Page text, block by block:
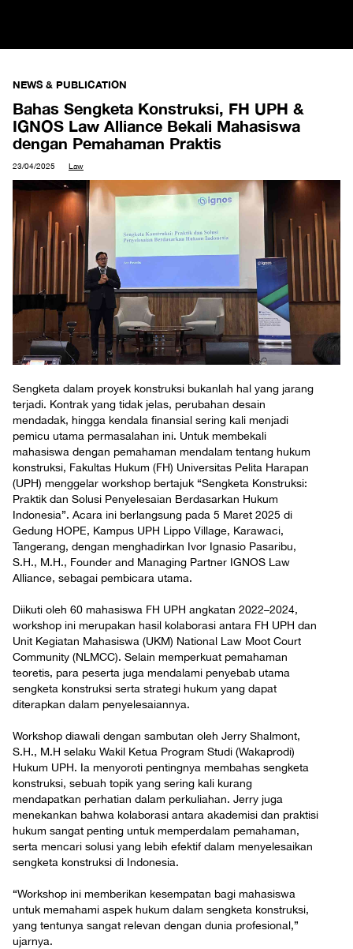
NEWS & PUBLICATION
Bahas Sengketa Konstruksi, FH UPH &
IGNOS Law Alliance Bekali Mahasiswa
dengan Pemahaman Praktis​
23/04/2025 Law
Sengketa dalam proyek konstruksi bukanlah hal yang jarang
terjadi. Kontrak yang tidak jelas, perubahan desain
mendadak, hingga kendala finansial sering kali menjadi
pemicu utama permasalahan ini. Untuk membekali
mahasiswa dengan pemahaman mendalam tentang hukum
konstruksi, Fakultas Hukum (FH) Universitas Pelita Harapan
(UPH) menggelar workshop bertajuk “Sengketa Konstruksi:
Praktik dan Solusi Penyelesaian Berdasarkan Hukum
Indonesia”. Acara ini berlangsung pada 5 Maret 2025 di
Gedung HOPE, Kampus UPH Lippo Village, Karawaci,
Tangerang, dengan menghadirkan Ivor Ignasio Pasaribu,
S.H., M.H., Founder and Managing Partner IGNOS Law
Alliance, sebagai pembicara utama.
Diikuti oleh 60 mahasiswa FH UPH angkatan 2022–2024,
workshop ini merupakan hasil kolaborasi antara FH UPH dan
Unit Kegiatan Mahasiswa (UKM) National Law Moot Court
Community (NLMCC). Selain memperkuat pemahaman
teoretis, para peserta juga mendalami penyebab utama
sengketa konstruksi serta strategi hukum yang dapat
diterapkan dalam penyelesaiannya.
Workshop diawali dengan sambutan oleh Jerry Shalmont,
S.H., M.H selaku Wakil Ketua Program Studi (Wakaprodi)
Hukum UPH. Ia menyoroti pentingnya membahas sengketa
konstruksi, sebuah topik yang sering kali kurang
mendapatkan perhatian dalam perkuliahan. Jerry juga
menekankan bahwa kolaborasi antara akademisi dan praktisi
hukum sangat penting untuk memperdalam pemahaman,
serta mencari solusi yang lebih efektif dalam menyelesaikan
sengketa konstruksi di Indonesia.
“Workshop ini memberikan kesempatan bagi mahasiswa
untuk memahami aspek hukum dalam sengketa konstruksi,
yang tentunya sangat relevan dengan dunia profesional,”
ujarnya.